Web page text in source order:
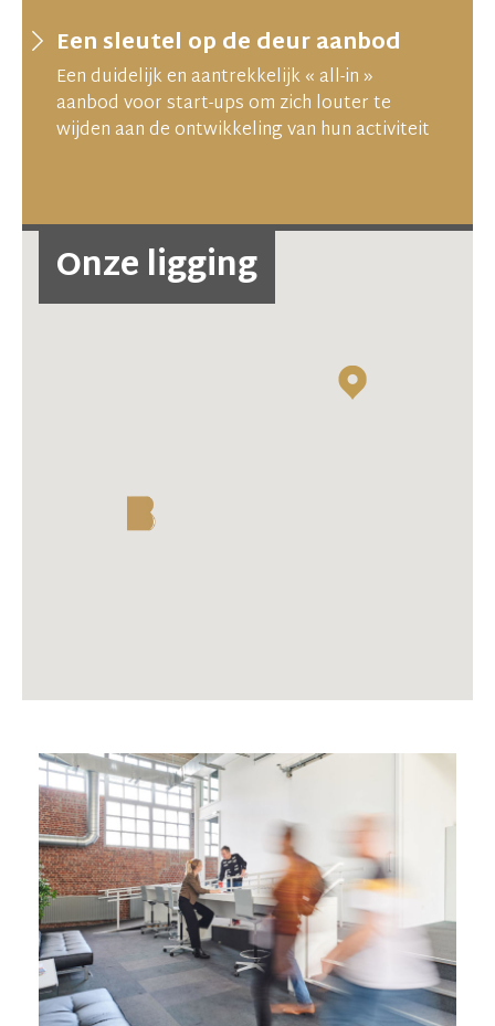
Een sleutel op de deur aanbod
Een duidelijk en aantrekkelijk « all-in »
aanbod voor start-ups om zich louter te
wijden aan de ontwikkeling van hun activiteit
Onze ligging